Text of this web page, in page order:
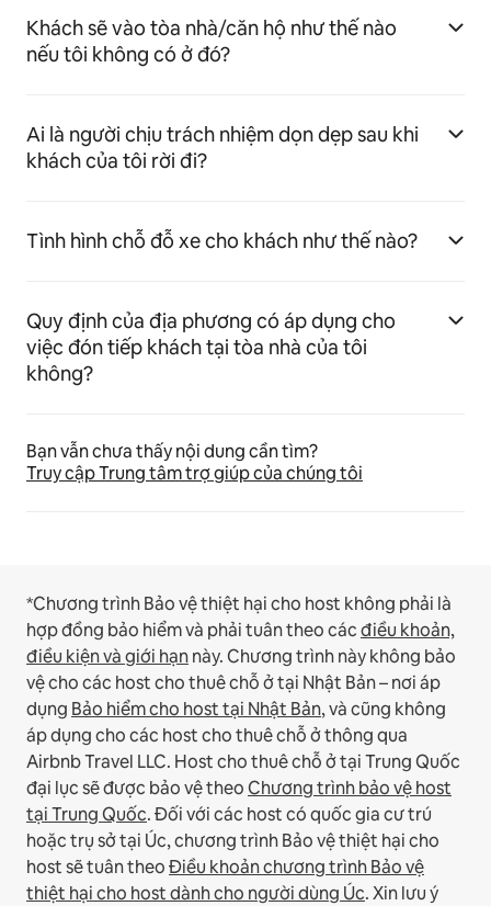
Khách sẽ vào tòa nhà/căn hộ như thế nào
nếu tôi không có ở đó?
Ai là người chịu trách nhiệm dọn dẹp sau khi
khách của tôi rời đi?
Tình hình chỗ đỗ xe cho khách như thế nào?
Quy định của địa phương có áp dụng cho
việc đón tiếp khách tại tòa nhà của tôi
không?
Bạn vẫn chưa thấy nội dung cần tìm?
Truy cập Trung tâm trợ giúp của chúng tôi
*Chương trình Bảo vệ thiệt hại cho host không phải là
hợp đồng bảo hiểm và phải tuân theo cácđiều khoản,
điều kiện và giới hạnnày.Chương trình này không bảo
vệ cho các host cho thuê chỗ ở tại Nhật Bản – nơi áp
dụng Bảo hiểm cho host tại Nhật Bản, và cũng không
áp dụng cho các host cho thuê chỗ ở thông qua
Airbnb Travel LLC. Host cho thuê chỗ ở tại Trung Quốc
đại lục sẽ được bảo vệ theoChương trình bảo vệ host
tại Trung Quốc.Đối với các host có quốc gia cư trú
hoặc trụ sở tại Úc, chương trình Bảo vệ thiệt hại cho
host sẽ tuân theoĐiều khoản chương trình Bảo vệ
thiệt hại cho host dành cho người dùng Úc. Xin lưu ý